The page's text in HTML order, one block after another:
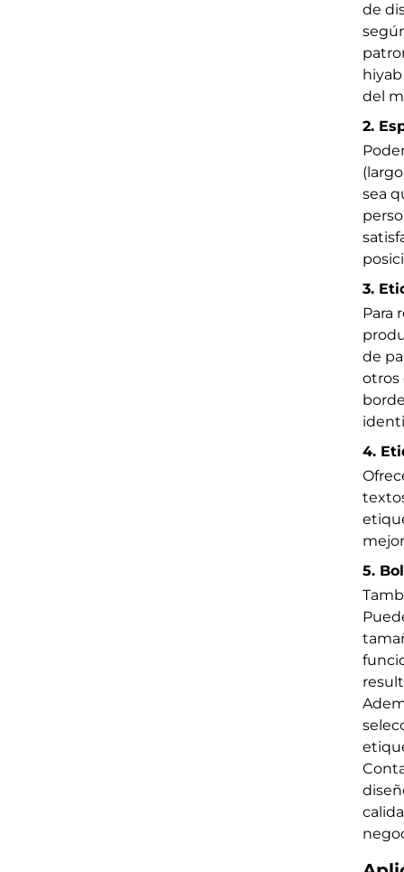
de
del
2.
sea
3.
Para
de
otros
4.
5.